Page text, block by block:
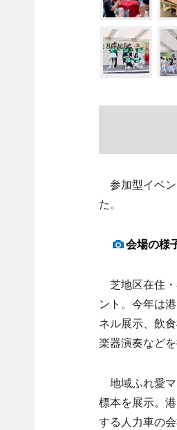
参加型イベン
た。
会場の様
芝地区在住・
ント。今年は
ネル展示、飲
楽器演奏など
地域ふれ愛マ
標本を展示。
する人力車の